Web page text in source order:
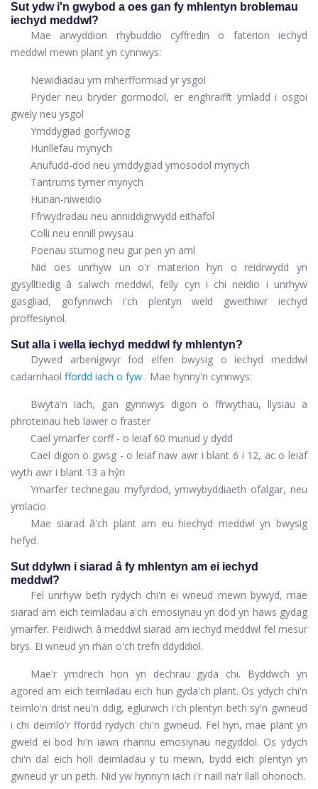
Sut ydw i'n gwybod a oes gan fy mhlentyn broblemau
iechyd meddwl?
Mae arwyddion rhybuddio cyffredin o faterion iechyd
meddwl mewn plant yn cynnwys:
Newidiadau ym mherfformiad yr ysgol
Pryder neu bryder gormodol, er enghraifft ymladd i osgoi
gwely neu ysgol
Ymddygiad gorfywiog
Hunllefau mynych
Anufudd-dod neu ymddygiad ymosodol mynych
Tantrums tymer mynych
Hunan-niweidio
Ffrwydradau neu anniddigrwydd eithafol
Colli neu ennill pwysau
Poenau stumog neu gur pen yn aml
Nid oes unrhyw un o'r materion hyn o reidrwydd yn
gysylltiedig â salwch meddwl, felly cyn i chi neidio i unrhyw
gasgliad, gofynnwch i'ch plentyn weld gweithiwr iechyd
proffesiynol.
Sut alla i wella iechyd meddwl fy mhlentyn?
Dywed arbenigwyr fod elfen bwysig o iechyd meddwl
cadarnhaol ffordd iach o fyw . Mae hynny'n cynnwys:
Bwyta'n iach, gan gynnwys digon o ffrwythau, llysiau a
phroteinau heb lawer o fraster
Cael ymarfer corff - o leiaf 60 munud y dydd
Cael digon o gwsg - o leiaf naw awr i blant 6 i 12, ac o leiaf
wyth awr i blant 13 a hŷn
Ymarfer technegau myfyrdod, ymwybyddiaeth ofalgar, neu
ymlacio
Mae siarad â'ch plant am eu hiechyd meddwl yn bwysig
hefyd.
Sut ddylwn i siarad â fy mhlentyn am ei iechyd
meddwl?
Fel unrhyw beth rydych chi'n ei wneud mewn bywyd, mae
siarad am eich teimladau a'ch emosiynau yn dod yn haws gydag
ymarfer. Peidiwch â meddwl siarad am iechyd meddwl fel mesur
brys. Ei wneud yn rhan o'ch trefn ddyddiol.
Mae'r ymdrech hon yn dechrau gyda chi. Byddwch yn
agored am eich teimladau eich hun gyda'ch plant. Os ydych chi'n
teimlo'n drist neu'n ddig, eglurwch i'ch plentyn beth sy'n gwneud
i chi deimlo'r ffordd rydych chi'n gwneud. Fel hyn, mae plant yn
gweld ei bod hi'n iawn rhannu emosiynau negyddol. Os ydych
chi'n dal eich holl deimladau y tu mewn, bydd eich plentyn yn
gwneud yr un peth. Nid yw hynny'n iach i'r naill na'r llall ohonoch.